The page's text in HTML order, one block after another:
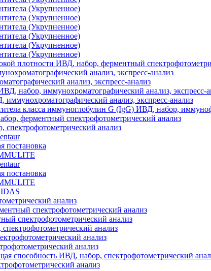
(Укрупненное)
(Укрупненное)
(Укрупненное)
(Укрупненное)
(Укрупненное)
(Укрупненное)
плотности ИВД, набор, ферментный
анализ, экспресс-анализ
анализ, экспресс-анализ
набор, иммунохроматографический анализ, экспресс-
анализ, экспресс-анализ
класса иммуноглобулин G (IgG) ИВД, набор,
ферментный спектрофотометрический анализ
анализ
постановка
постановка
анализ
спектрофотометрический анализ
спектрофотометрический анализ
анализ
анализ
анализ
способность ИВД, набор, спектрофотометрический
анализ